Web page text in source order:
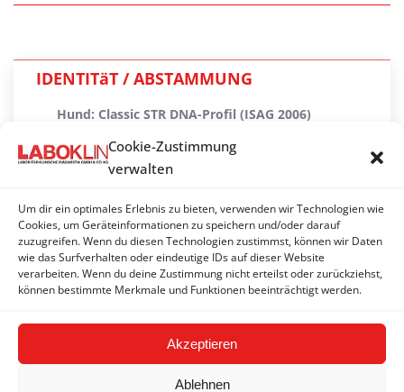
Cookie-Zustimmung
verwalten
Um dir ein optimales Erlebnis zu bieten, verwenden wir Technologien wie
Cookies, um Geräteinformationen zu speichern und/oder darauf
zuzugreifen. Wenn du diesen Technologien zustimmst, können wir Daten
wie das Surfverhalten oder eindeutige IDs auf dieser Website
verarbeiten. Wenn du deine Zustimmung nicht erteilst oder zurückziehst,
können bestimmte Merkmale und Funktionen beeinträchtigt werden.
Akzeptieren
Ablehnen
IDENTITäT / ABSTAMMUNG
Hund: Classic STR DNA-Profil (ISAG 2006)
Hund: Premium SNP DNA-Profil (ISAG 2020)
Katze: Premium SNP DNA-Profil (ISAG 2020)
Pferd: DNA-Profil (ISAG)
Rind: DNA-Profil